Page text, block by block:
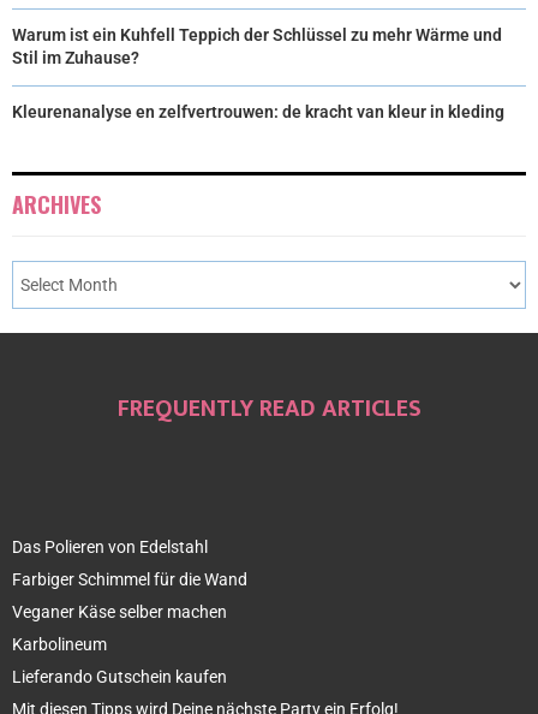
Warum ist ein Kuhfell Teppich der Schlüssel zu mehr Wärme und
Stil im Zuhause?
Kleurenanalyse en zelfvertrouwen: de kracht van kleur in kleding
ARCHIVES
FREQUENTLY READ ARTICLES
Das Polieren von Edelstahl
Farbiger Schimmel für die Wand
Veganer Käse selber machen
Karbolineum
Lieferando Gutschein kaufen
Mit diesen Tipps wird Deine nächste Party ein Erfolg!